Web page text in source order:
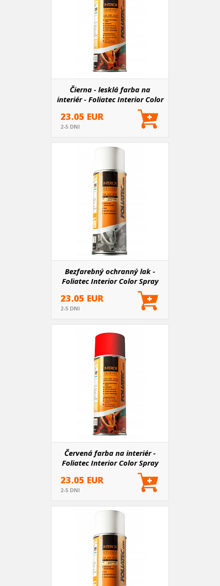
Čierna - lesklá farba na
interiér - Foliatec Interior Color
23.05 EUR
2-5 DNI
Bezfarebný ochranný lak -
Foliatec Interior Color Spray
23.05 EUR
2-5 DNI
Červená farba na interiér -
Foliatec Interior Color Spray
23.05 EUR
2-5 DNI